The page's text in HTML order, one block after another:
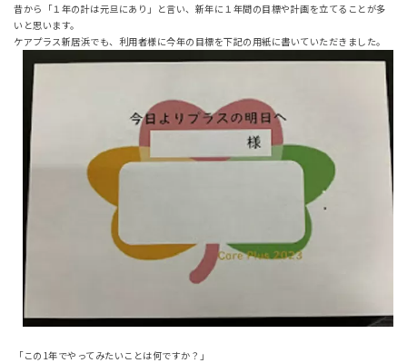
お問い合わせ
昔から「１年の計は元旦にあり」と言い、新年に１年間の目標や計画を立てることが多
いと思います。
ケアプラス新居浜でも、利用者様に今年の目標を下記の用紙に書いていただきました。
「この1年でやってみたいことは何ですか？」